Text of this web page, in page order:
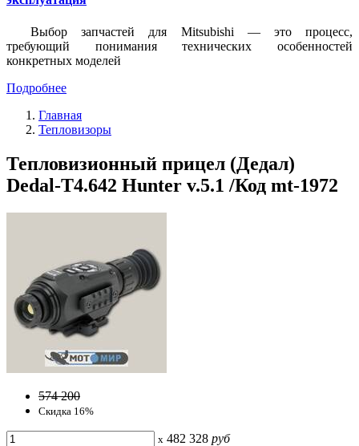
Выбор запчастей для Mitsubishi — это процесс,
требующий понимания технических особенностей
конкретных моделей
Подробнее
Главная
Тепловизоры
Тепловизионный прицел (Дедал)
Dedal-T4.642 Hunter v.5.1 /Код mt-1972
574 200
Скидка 16%
x 482 328 руб